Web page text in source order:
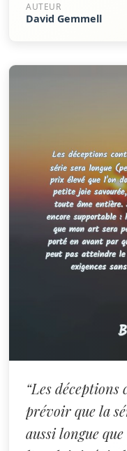
AUTEUR
David Gemmell
“Les
prévoir que la
aussi longue